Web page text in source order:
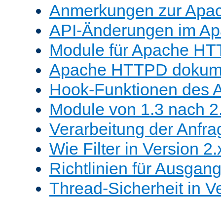
Anmerkungen zur
API-Änderungen im
Module für Apache
Apache HTTPD
Hook-Funktionen des
Module von 1.3 nach
Verarbeitung der
Wie Filter in Version
Richtlinien für
Thread-Sicherheit in